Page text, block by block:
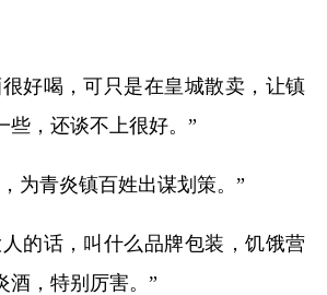
好喝，可只是在皇城散卖，让镇
些，还谈不上很好。”
为青炎镇百姓出谋划策。”
的话，叫什么品牌包装，饥饿营
酒，特别厉害。”